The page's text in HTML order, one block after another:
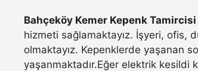
Bahçeköy Kemer Kepenk Tamircisi
hizmeti sağlamaktayız. İşyeri, ofis,
olmaktayız. Kepenklerde yaşanan
yaşanmaktadır.Eğer elektrik kesildi